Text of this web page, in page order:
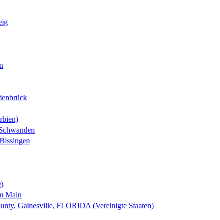
Main
Gainesville, FLORIDA (Vereinigte Staaten)